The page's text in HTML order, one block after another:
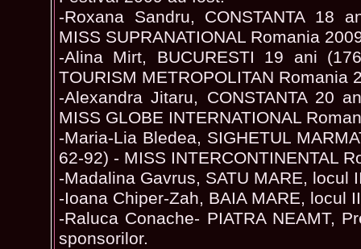
-Roxana Sandru, CONSTANTA 18
MISS SUPRANATIONAL Romania
-Alina Mirt, BUCURESTI 19 ani
TOURISM METROPOLITAN Romania
-Alexandra Jitaru, CONSTANTA 20
MISS GLOBE INTERNATIONAL
-Maria-Lia Bledea, SIGHETUL
62-92) - MISS INTERCONTINENTAL
-Madalina Gavrus, SATU MARE, locul
-Ioana Chiper-Zah, BAIA MARE, locul
-Raluca Conache- PIATRA NEAMT,
sponsorilor.